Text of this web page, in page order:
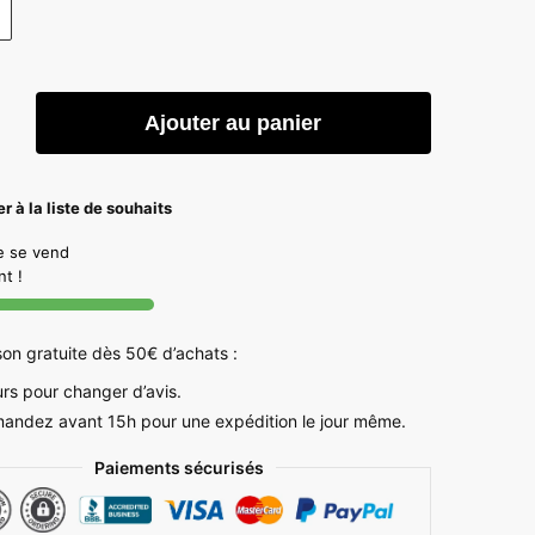
Ajouter au panier
à la liste de souhaits
se vend
!
gratuite dès 50€ d’achats :
pour changer d’avis.
avant 15h pour une expédition le jour même.
Paiements sécurisés